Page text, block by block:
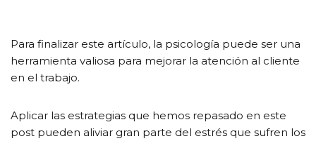
Para finalizar este artículo, la psicología puede ser una
herramienta valiosa para mejorar la atención al cliente
en el trabajo.
Aplicar las estrategias que hemos repasado en este
post pueden aliviar gran parte del estrés que sufren los